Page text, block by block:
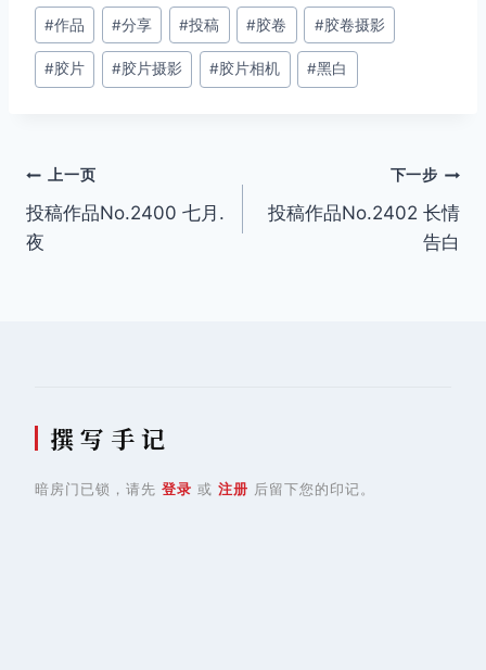
文
章
标
#作品 #分享 #投稿 #胶卷 #胶卷摄影
#胶片 #胶片摄影 #胶片相机 #黑白
文
章
上一页
投稿作品No.2400 七月.
夜
下一步
投稿作品No.2402 长情
告白
撰 写 手 记
暗房门已锁，请先 登录 或 注册 后留下您的印记。